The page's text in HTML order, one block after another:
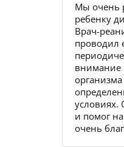
Мы очень
ребенку
Врач-
проводил
внимание
условиях.
и помог
очень